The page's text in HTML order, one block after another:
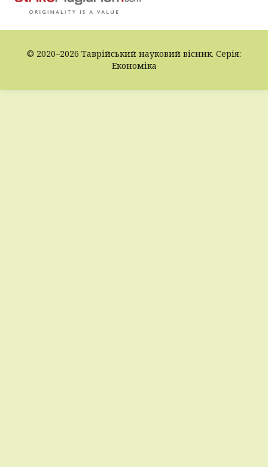
© 2020–2026 Таврійський науковий вісник. Серія:
Економіка